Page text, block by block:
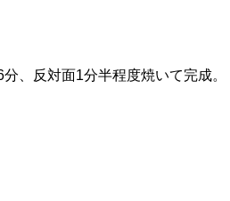
、反対面1分半程度焼いて完成。